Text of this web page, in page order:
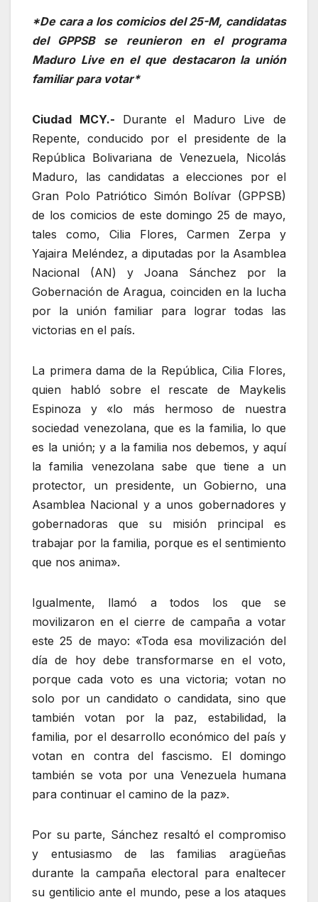
*De cara a los comicios del 25-M, candidatas
del GPPSB se reunieron en el programa
Maduro Live en el que destacaron la unión
familiar para votar*
Ciudad MCY.- Durante el Maduro Live de
Repente, conducido por el presidente de la
República Bolivariana de Venezuela, Nicolás
Maduro, las candidatas a elecciones por el
Gran Polo Patriótico Simón Bolívar (GPPSB)
de los comicios de este domingo 25 de mayo,
tales como, Cilia Flores, Carmen Zerpa y
Yajaira Meléndez, a diputadas por la Asamblea
Nacional (AN) y Joana Sánchez por la
Gobernación de Aragua, coinciden en la lucha
por la unión familiar para lograr todas las
victorias en el país.
La primera dama de la República, Cilia Flores,
quien habló sobre el rescate de Maykelis
Espinoza y «lo más hermoso de nuestra
sociedad venezolana, que es la familia, lo que
es la unión; y a la familia nos debemos, y aquí
la familia venezolana sabe que tiene a un
protector, un presidente, un Gobierno, una
Asamblea Nacional y a unos gobernadores y
gobernadoras que su misión principal es
trabajar por la familia, porque es el sentimiento
que nos anima».
Igualmente, llamó a todos los que se
movilizaron en el cierre de campaña a votar
este 25 de mayo: «Toda esa movilización del
día de hoy debe transformarse en el voto,
porque cada voto es una victoria; votan no
solo por un candidato o candidata, sino que
también votan por la paz, estabilidad, la
familia, por el desarrollo económico del país y
votan en contra del fascismo. El domingo
también se vota por una Venezuela humana
para continuar el camino de la paz».
Por su parte, Sánchez resaltó el compromiso
y entusiasmo de las familias aragüeñas
durante la campaña electoral para enaltecer
su gentilicio ante el mundo, pese a los ataques